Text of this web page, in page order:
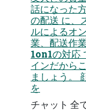
話になった
の配送 に、
ルによるオ
業、配送作
1on1の対応
インだから
ましょう。
を
チャット 全